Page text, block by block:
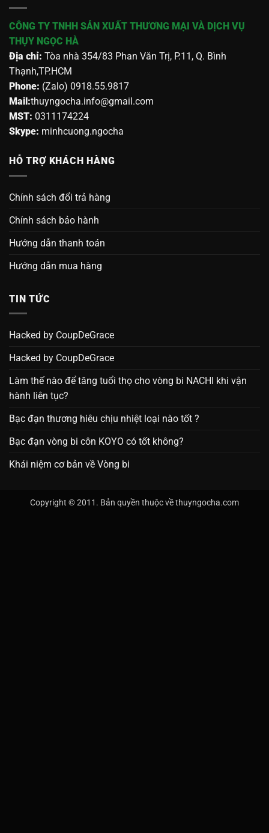
CÔNG TY TNHH SẢN XUẤT THƯƠNG MẠI VÀ DỊCH VỤ
THỤY NGỌC HÀ
Địa chỉ: Tòa nhà 354/83 Phan Văn Trị, P.11, Q. Bình
Thạnh,TP.HCM
Phone: (Zalo) 0918.55.9817
Mail:thuyngocha.info@gmail.com
MST: 0311174224
Skype: minhcuong.ngocha
HỖ TRỢ KHÁCH HÀNG
Chính sách đổi trả hàng
Chính sách bảo hành
Hướng dẫn thanh toán
Hướng dẫn mua hàng
TIN TỨC
Hacked by CoupDeGrace
Hacked by CoupDeGrace
Làm thế nào để tăng tuổi thọ cho vòng bi NACHI khi vận
hành liên tục?
Bạc đạn thương hiêu chịu nhiệt loại nào tốt ?
Bạc đạn vòng bi côn KOYO có tốt không?
Khái niệm cơ bản về Vòng bi
Copyright © 2011. Bản quyền thuộc về thuyngocha.com